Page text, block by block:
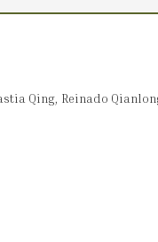
Qing, Reinado